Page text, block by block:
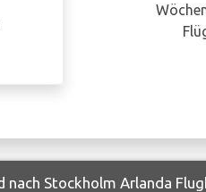
Stockholm Arlanda